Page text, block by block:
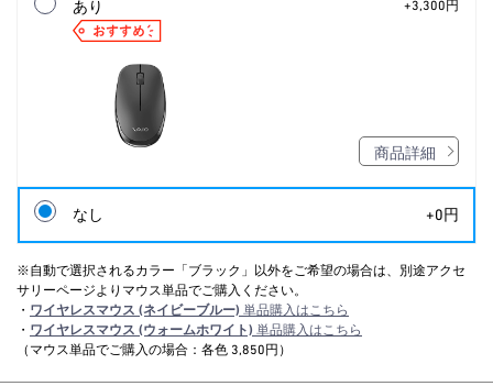
あり +3,300円
商品詳細
なし +0円
※自動で選択されるカラー「ブラック」以外をご希望の場合は、別途アクセ
サリーページよりマウス単品でご購入ください。
・ ワイヤレスマウス (ネイビーブルー) 単品購入はこちら
・ ワイヤレスマウス (ウォームホワイト) 単品購入はこちら
（マウス単品でご購入の場合：各色 3,850円）